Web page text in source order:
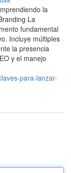
la
La
fundamental
Incluye múltiples
la presencia
y el manejo
para-lanzar-